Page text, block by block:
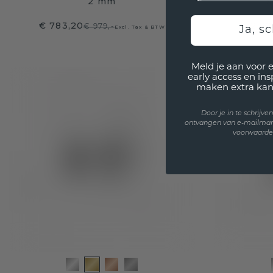
€ 783,20€ 979,-Excl. Tax & BTW €
Ja,
Meld je aan voor
early access en
maken extra
Door je in te
ontvangen van e-